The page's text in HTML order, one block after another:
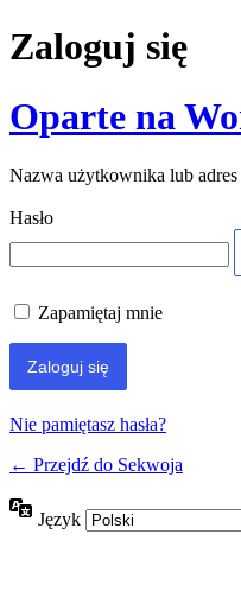
Zaloguj się
Oparte na
Nazwa użytkownika lub adres
Hasło
Zapamiętaj mnie
Nie pamiętasz hasła?
← Przejdź do Sekwoja
Język